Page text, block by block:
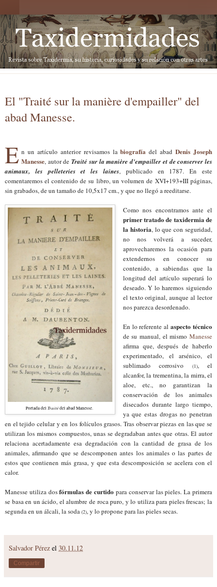
El "Traité sur la manière d'empailler" del
abad Manesse.
E n un artículo anterior revisamos labiografía del abadDenis Joseph
Manesse, autor de Traité sur la manière d'empailler et de conserver les
animaux, les pelleteries et les laines, publicado en 1787. En este
comentaremos el contenido de su libro, un volumen de XVI+193+III páginas,
sin grabados, deun tamaño de 10,5x17 cm., y que no llegó a reeditarse.
Portada del Traitédel abadManesse.
Como nos encontramos ante el
primer tratado de taxidermia de
la historia, lo que con seguridad,
no nos volverá a suceder,
aprovecharemos la ocasión para
extendernos enconocersu
contenido, a sabiendas que la
longitud del artículo superará lo
deseado. Y lo haremos siguiendo
el texto original, aunque al lector
nos parezca desordenado.
En lo referente alaspecto técnico
de su manual, el mismoManesse
afirma que, después de haberlo
experimentado, el arsénico, el
sublimado corrosivo
(1), el
alcanfor, la trementina, la mirra, el
aloe, etc., no garantizan la
conservación de los animales
disecados durante largo tiempo,
ya que estas drogas no penetran
en el tejido celular y en los folículos grasos. Tras observar piezas en las que se
utilizan los mismos compuestos, unas se degradaban antes que otras. El autor
relaciona acertadamente esa degradación con la cantidad de grasa de los
animales, afirmando que se descomponen antes los animales o las partes de
estos que contienen más grasa, y que esta descomposición se acelera con el
calor.
Manesse utiliza dosfórmulas de curtido para conservar las pieles.La primera
se basa en un ácido, el alumbre de roca puro, y lo utiliza para pieles frescas; la
segunda en un álcali, la soda (2), y lo propone para las pieles secas.
Salvador Pérez el 30.11.12
Compartir